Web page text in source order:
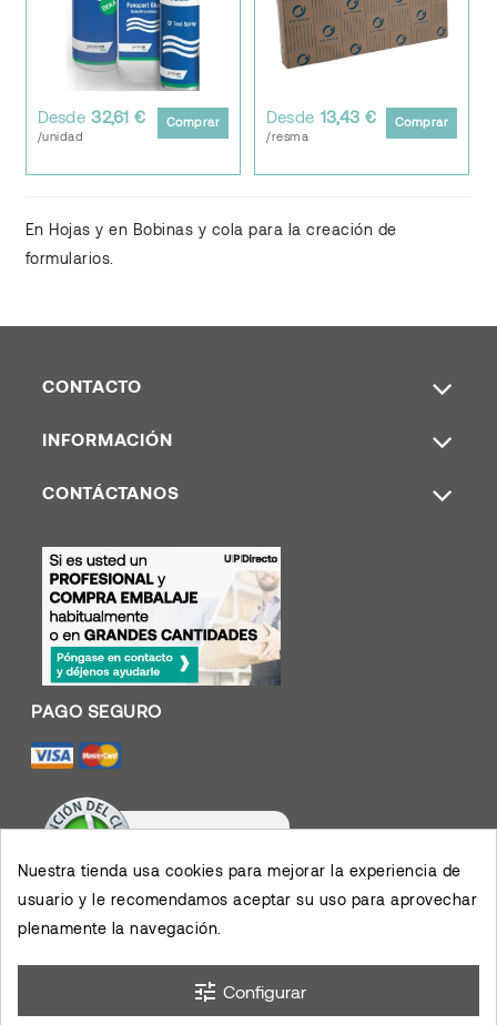
Desde 32,61 €
/unidad
Comprar Desde 13,43 €
/resma
Comprar
En Hojas y en Bobinas y cola para la creación de
formularios.
CONTACTO
INFORMACIÓN
CONTÁCTANOS
×
Valoración De Clientes
Muy contento con el
servicio y los productos,
agradezco su eficiencia.
Opinión De Clientes
Nuestra tienda usa cookies para mejorar la experiencia de
usuario y le recomendamos aceptar su uso para aprovechar
plenamente la navegación.
tune Configurar